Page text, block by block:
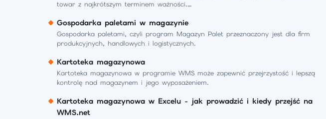
towar z najkrótszym terminem ważności.…
Gospodarka paletami w magazynie
Gospodarka paletami, czyli program Magazyn Palet przeznaczony jest dla firm
produkcyjnych, handlowych i logistycznych.
Kartoteka magazynowa
Kartoteka magazynowa w programie WMS może zapewnić przejrzystość i lepszą
kontrolę nad magazynem i jego wyposażeniem.
Kartoteka magazynowa w Excelu - jak prowadzić i kiedy przejść na
WMS.net